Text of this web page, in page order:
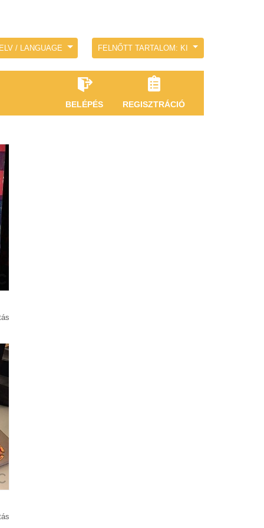
/ LANGUAGE FELNŐTT TARTALOM: KI
BELÉPÉS REGISZTRÁCIÓ